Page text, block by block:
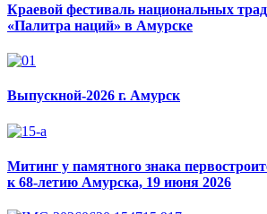
Краевой фестиваль национальных
«Палитра наций» в Амурске
Выпускной-2026 г. Амурск
Митинг у памятного знака
к 68-летию Амурска, 19 июня 2026